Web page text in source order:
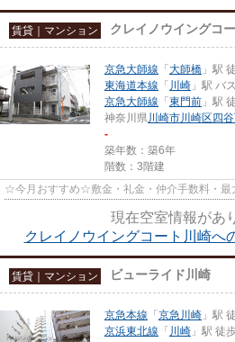
賃貸｜マンション クレイノウイングコ
京急大師線 「 大師橋 」駅
東海道本線 「 川崎 」駅 バ
京急大師線 「 東門前 」駅
神奈川県川崎市川崎区 四
-
築年数：築6年
階数：3階建
☆今月おすすめ☆敷金・礼金・仲介手数料・最
現在空室情報があ
クレイノウイングコート川崎へ
賃貸｜マンション ビューライド川崎
京急本線 「 京急川崎 」駅
京浜東北線 「 川崎 」駅 徒